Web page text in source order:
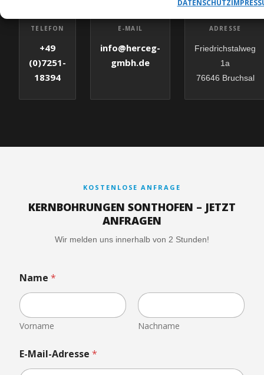
DATENSCHUTZ
TELEFON
+49
(0)7251-
18394
E-MAIL
info@herceg-
gmbh.de
ADRESSE
Friedrichstalweg
1a
76646 Bruchsal
KOSTENLOSE ANFRAGE
KERNBOHRUNGEN SONTHOFEN – JETZT
ANFRAGEN
Wir melden uns innerhalb von 2 Stunden!
Name *
Vorname Nachname
E-Mail-Adresse *